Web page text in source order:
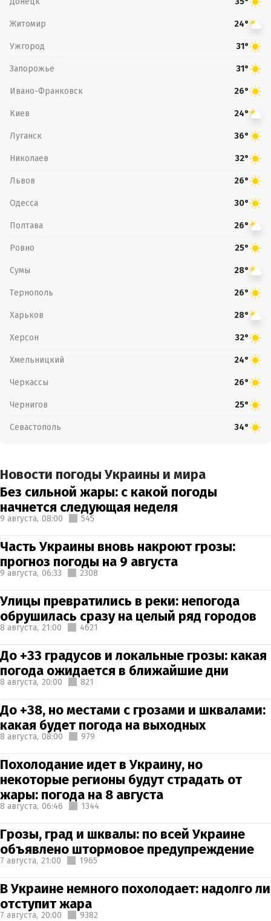
Житомир 24°
Ужгород 31°
Запорожье 31°
Ивано-Франковск 26°
Киев 24°
Луганск 36°
Николаев 32°
Львов 26°
Одесса 30°
Полтава 26°
Ровно 25°
Сумы 28°
Тернополь 26°
Харьков 28°
Херсон 32°
Хмельницкий 24°
Черкассы 26°
Чернигов 25°
Севастополь 34°
Новости погоды Украины и мира
Без сильной жары: с какой погоды
начнется следующая неделя
9 августа, 08:00 545
Часть Украины вновь накроют грозы:
прогноз погоды на 9 августа
9 августа, 06:33 2308
Улицы превратились в реки: непогода
обрушилась сразу на целый ряд городов
8 августа, 21:00 4621
До +33 градусов и локальные грозы: какая
погода ожидается в ближайшие дни
8 августа, 20:00 821
До +38, но местами с грозами и шквалами:
какая будет погода на выходных
8 августа, 08:00 979
Похолодание идет в Украину, но
некоторые регионы будут страдать от
жары: погода на 8 августа
8 августа, 06:46 1344
Грозы, град и шквалы: по всей Украине
объявлено штормовое предупреждение
7 августа, 21:00 1965
В Украине немного похолодает: надолго ли
отступит жара
7 августа, 20:00 9382